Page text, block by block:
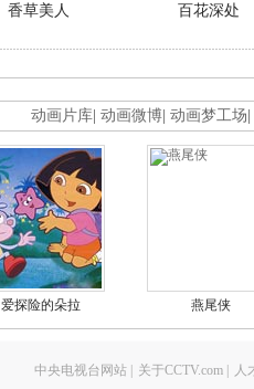
香草美人 百花深处
动画片库 动画微博 动画梦工场
爱探险的朵拉 燕尾侠
中央电视台网站 关于CCTV.com 人